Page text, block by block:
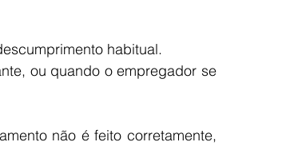
habitual.
ou quando o empregador se
não é feito corretamente,